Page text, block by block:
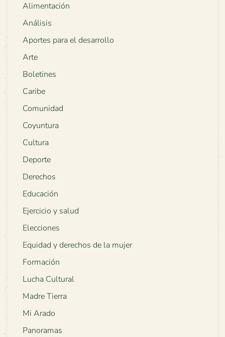
Alimentación
Análisis
Aportes para el desarrollo
Arte
Boletines
Caribe
Comunidad
Coyuntura
Cultura
Deporte
Derechos
Educación
Ejercicio y salud
Elecciones
Equidad y derechos de la mujer
Formación
Lucha Cultural
Madre Tierra
Mi Arado
Panoramas